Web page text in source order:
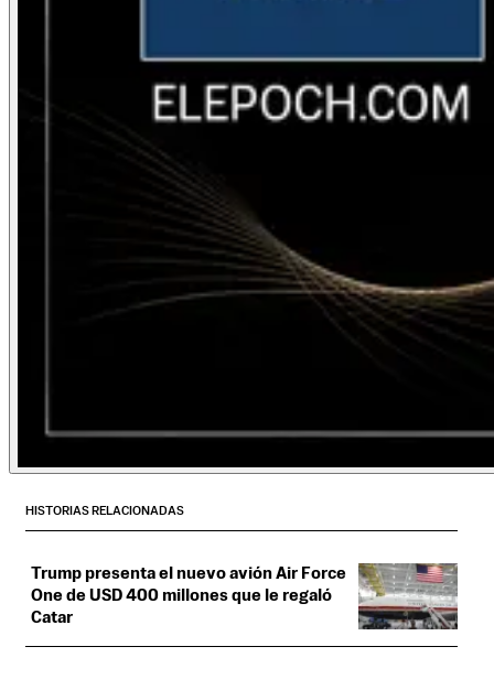
HISTORIAS RELACIONADAS
Trump presenta el nuevo avión Air Force
One de USD 400 millones que le regaló
Catar